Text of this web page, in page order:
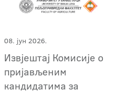
08. јун 2026.
Извјештај Комисије о
пријављеним
кандидатима за